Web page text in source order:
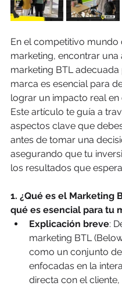
En el competitivo mundo
marketing, encontrar una
marketing BTL adecuada
marca es esencial para
lograr un impacto real en
Este artículo te guía a
aspectos clave que
antes de tomar una
asegurando que tu
los resultados que
1. ¿Qué es el Marketing
qué es esencial para tu
Explicación breve:
marketing BTL
como un conjunto
enfocadas en la
directa con el